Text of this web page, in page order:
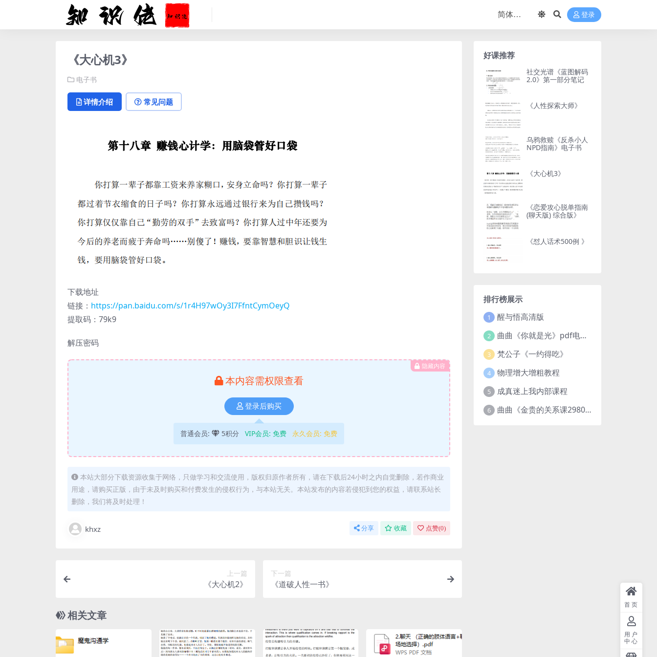
登录
《大心机3》
电子书
详情介绍 常见问题
下载地址
链接： https://pan.baidu.com/s/1r4H97wOy3I7FfntCymOeyQ
提取码：79k9
解压密码
隐藏内容
本内容需权限查看
登录后购买
普通会员: 5积分 VIP会员: 免费 永久会员: 免费
本站大部分下载资源收集于网络，只做学习和交流使用，版权归原作者所有，请在下载后24小时之内自觉删除，若作商业
用途，请购买正版，由于未及时购买和付费发生的侵权行为，与本站无关。本站发布的内容若侵犯到您的权益，请联系站长
删除，我们将及时处理！
khxz 分享 收藏 点赞(0)
上一篇
《大心机2》
下一篇
《道破人性一书》
相关文章
好课推荐
社交光谱《蓝图解码
2.0》第一部分笔记
《人性探索大师》
乌鸦救赎《反杀小人
NPD指南》电子书
《大心机3》
《恋爱攻心脱单指南
(聊天版) 综合版》
《怼人话术500例 》
排行榜展示
1 醒与悟高清版
2 曲曲《你就是光》pdf电子版
3 梵公子《一约得吃》
4 物理增大增粗教程
5 成真迷上我内部课程
6 曲曲《金贵的关系课2980》
首页
用户
中心